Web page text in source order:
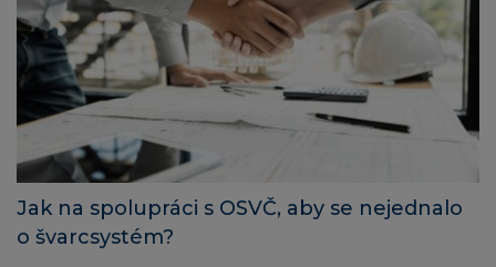
Jak na spolupráci s OSVČ, aby se nejednalo
o švarcsystém?